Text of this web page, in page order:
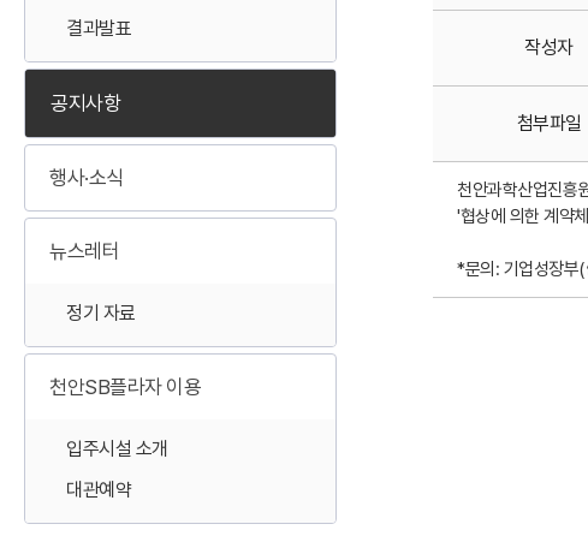
결과발표
공지사항
행사·소식
뉴스레터
정기 자료
천안SB플라자 이용
입주시설 소개
대관예약
작성자
첨부파일
천안과학산업진흥
'협상에 의한 계약
*문의: 기업성장